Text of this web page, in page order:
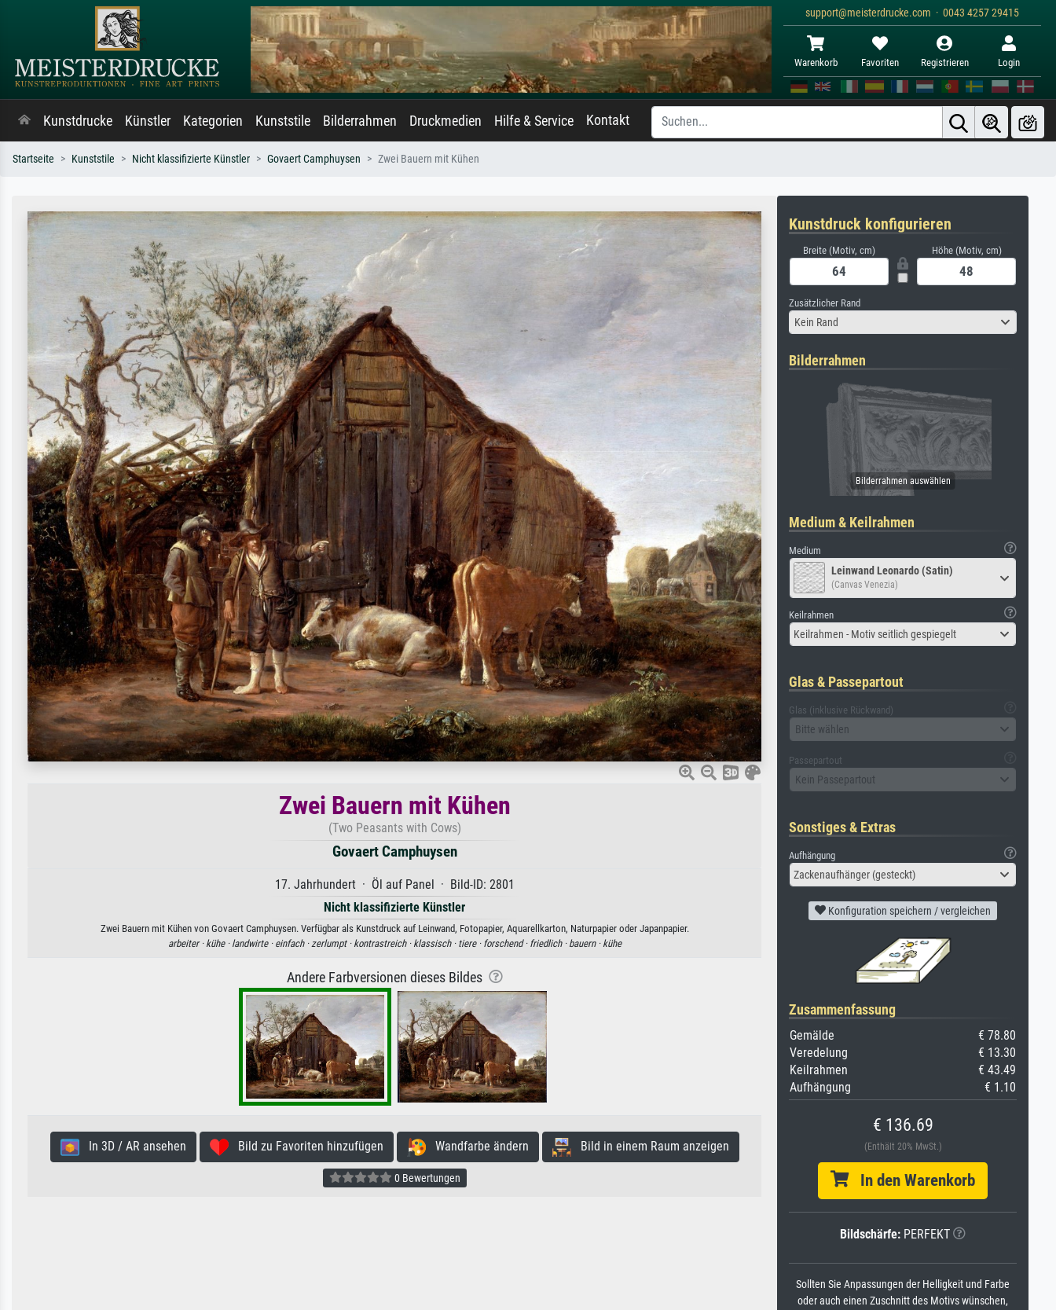
support@meisterdrucke.com · 0043 4257 29415
Warenkorb Favoriten Registrieren Login
Kunstdrucke Künstler Kategorien Kunststile Bilderrahmen Druckmedien Hilfe & Service Kontakt
Startseite Kunststile Nicht klassifizierte Künstler Govaert Camphuysen Zwei Bauern mit Kühen
Zwei Bauern mit Kühen
(Two Peasants with Cows)
Govaert Camphuysen
17. Jahrhundert · Öl auf Panel · Bild-ID: 2801
Nicht klassifizierte Künstler
Zwei Bauern mit Kühen von Govaert Camphuysen. Verfügbar als Kunstdruck auf Leinwand, Fotopapier, Aquarellkarton, Naturpapier oder Japanpapier.
arbeiter · kühe · landwirte · einfach · zerlumpt · kontrastreich · klassisch · tiere · forschend · friedlich · bauern · kühe
Andere Farbversionen dieses Bildes
In 3D / AR ansehen Bild zu Favoriten hinzufügen Wandfarbe ändern Bild in einem Raum anzeigen
0 Bewertungen
Kunstdruck konfigurieren
Breite (Motiv, cm) Höhe (Motiv, cm)
Zusätzlicher Rand
Kein Rand
Bilderrahmen
Medium & Keilrahmen
Medium
Leinwand Leonardo (Satin)
(Canvas Venezia)
Keilrahmen
Keilrahmen - Motiv seitlich gespiegelt
Glas & Passepartout
Glas (inklusive Rückwand)
Bitte wählen
Passepartout
Kein Passepartout
Sonstiges & Extras
Aufhängung
Zackenaufhänger (gesteckt)
Konfiguration speichern / vergleichen
Zusammenfassung
Gemälde
€ 78.80
Veredelung
€ 13.30
Keilrahmen
€ 43.49
Aufhängung
€ 1.10
€ 136.69
(Enthält 20% MwSt.)
In den Warenkorb
Bildschärfe: PERFEKT
Sollten Sie Anpassungen der Helligkeit und Farbe
oder auch einen Zuschnitt des Motivs wünschen,